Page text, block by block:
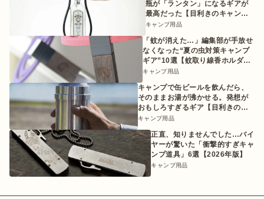
瓶が「ランタン」になるギアが
最高だった【目利きのキャンプ
ギア】
キャンプ用品
「蚊が消えた…」編集部が手放せ
なくなった“夏の虫対策キャンプ
ギア”10選【蚊取り線香ホルダー
etc.】
キャンプ用品
キャンプで缶ビールを飲んだら、
そのままお湯が沸かせる。発想が
おもしろすぎるギア【目利きのキ
ャンプギア】
キャンプ用品
正直、知りませんでした…バイ
ヤーが驚いた「衝撃的すぎキャ
ンプ道具」6選【2026年版】
キャンプ用品